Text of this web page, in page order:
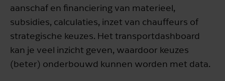
aanschaf en financiering van materieel,
subsidies, calculaties, inzet van chauffeurs of
strategische keuzes. Het transportdashboard
kan je veel inzicht geven, waardoor keuzes
(beter) onderbouwd kunnen worden met data.